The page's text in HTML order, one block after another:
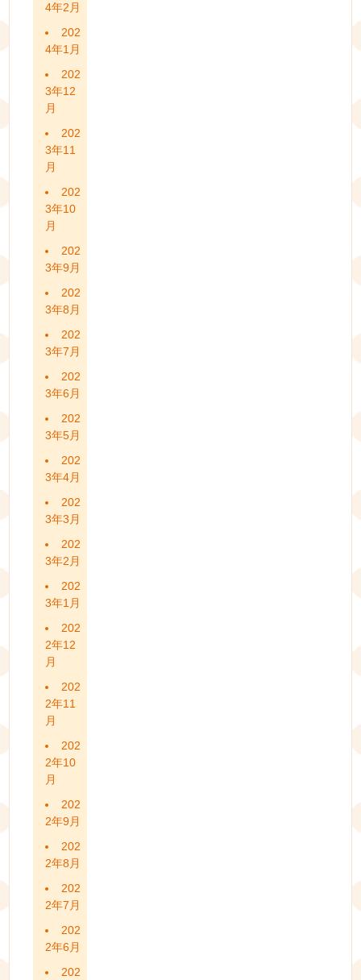
4年2月
202
4年1月
202
3年12
月
202
3年11
月
202
3年10
月
202
3年9月
202
3年8月
202
3年7月
202
3年6月
202
3年5月
202
3年4月
202
3年3月
202
3年2月
202
3年1月
202
2年12
月
202
2年11
月
202
2年10
月
202
2年9月
202
2年8月
202
2年7月
202
2年6月
202